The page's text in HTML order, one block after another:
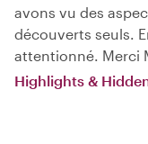
avons vu des
découverts seuls.
attentionné. Merci
Highlights &